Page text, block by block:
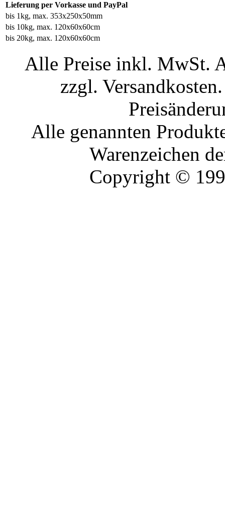
Lieferung per Vorkasse und PayPal
bis 1kg, max. 353x250x50mm
bis 10kg, max. 120x60x60cm
bis 20kg, max. 120x60x60cm
Alle Preise inkl. MwSt.
zzgl.
Alle genannten
Warenzeichen
Copyright ©